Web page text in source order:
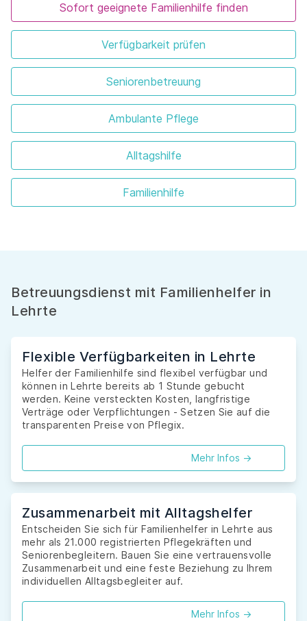
Sofort geeignete Familienhilfe finden
Verfügbarkeit prüfen
Seniorenbetreuung
Ambulante Pflege
Alltagshilfe
Familienhilfe
Betreuungsdienst mit Familienhelfer in
Lehrte
Flexible Verfügbarkeiten in Lehrte
Helfer der Familienhilfe sind flexibel verfügbar und
können in Lehrte bereits ab 1 Stunde gebucht
werden. Keine versteckten Kosten, langfristige
Verträge oder Verpflichtungen - Setzen Sie auf die
transparenten Preise von Pflegix.
Mehr Infos ->
Zusammenarbeit mit Alltagshelfer
Entscheiden Sie sich für Familienhelfer in Lehrte aus
mehr als 21.000 registrierten Pflegekräften und
Seniorenbegleitern. Bauen Sie eine vertrauensvolle
Zusammenarbeit und eine feste Beziehung zu Ihrem
individuellen Alltagsbegleiter auf.
Mehr Infos ->